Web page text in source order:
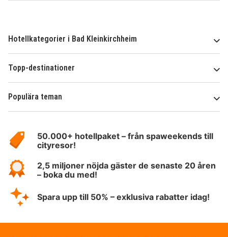
Hotellkategorier i Bad Kleinkirchheim
Topp-destinationer
Populära teman
HotelSpecials50.000+ hotellpaket – från spaweekends till
cityresor!
2,5 miljoner nöjda gäster de senaste 20 åren
– boka du med!
Spara upp till 50% – exklusiva rabatter idag!